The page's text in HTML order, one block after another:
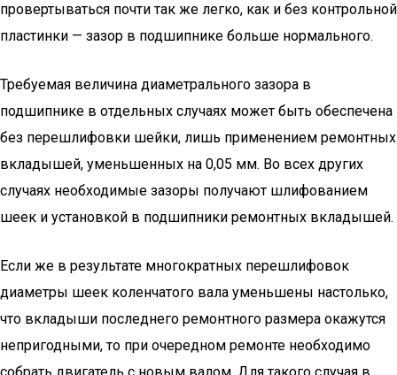
провертываться почти так же легко, как и без контрольной
пластинки — зазор в подшипнике больше нормального.
Требуемая величина диаметрального зазора в
подшипнике в отдельных случаях может быть обеспечена
без перешлифовки шейки, лишь применением ремонтных
вкладышей, уменьшенных на 0,05 мм. Во всех других
случаях необходимые зазоры получают шлифованием
шеек и установкой в подшипники ремонтных вкладышей.
Если же в результате многократных перешлифовок
диаметры шеек коленчатого вала уменьшены настолько,
что вкладыши последнего ремонтного размера окажутся
непригодными, то при очередном ремонте необходимо